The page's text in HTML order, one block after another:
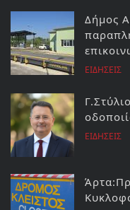
Δήμος
ΕΙΔΗΣΕΙΣ
ΕΙΔΗΣΕΙΣ